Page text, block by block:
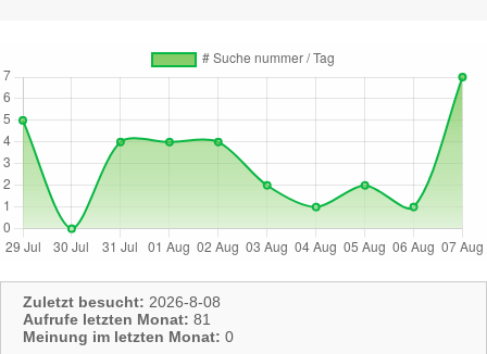
Zuletzt besucht: 2026-8-08
Aufrufe letzten Monat: 81
Meinung im letzten Monat: 0